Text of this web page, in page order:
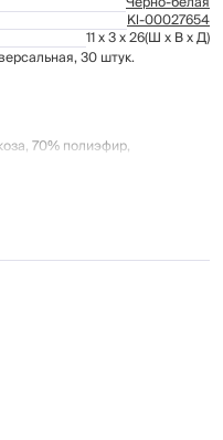
Kl-00027654
11 x 3 x 26(Ш x В x Д)
30 штук.
70% полиэфир,
упаковке.
очищают любые
кухонных поверхностей